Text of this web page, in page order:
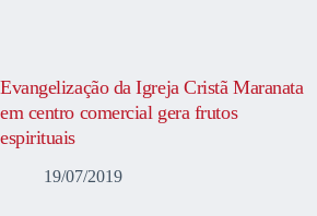
Evangelização da Igreja Cristã Maranata
em centro comercial gera frutos
espirituais
19/07/2019